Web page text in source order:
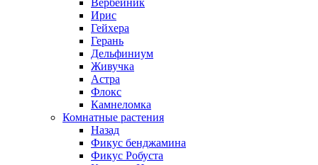
Вербейник
Ирис
Гейхера
Герань
Дельфиниум
Живучка
Астра
Флокс
Камнеломка
Комнатные растения
Назад
Фикус бенджамина
Фикус Робуста